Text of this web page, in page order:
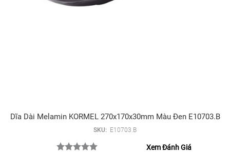
Dĩa Dài Melamin KORMEL 270x170x30mm Màu Đen E10703.B
SKU: E10703.B
Xem Đánh Giá